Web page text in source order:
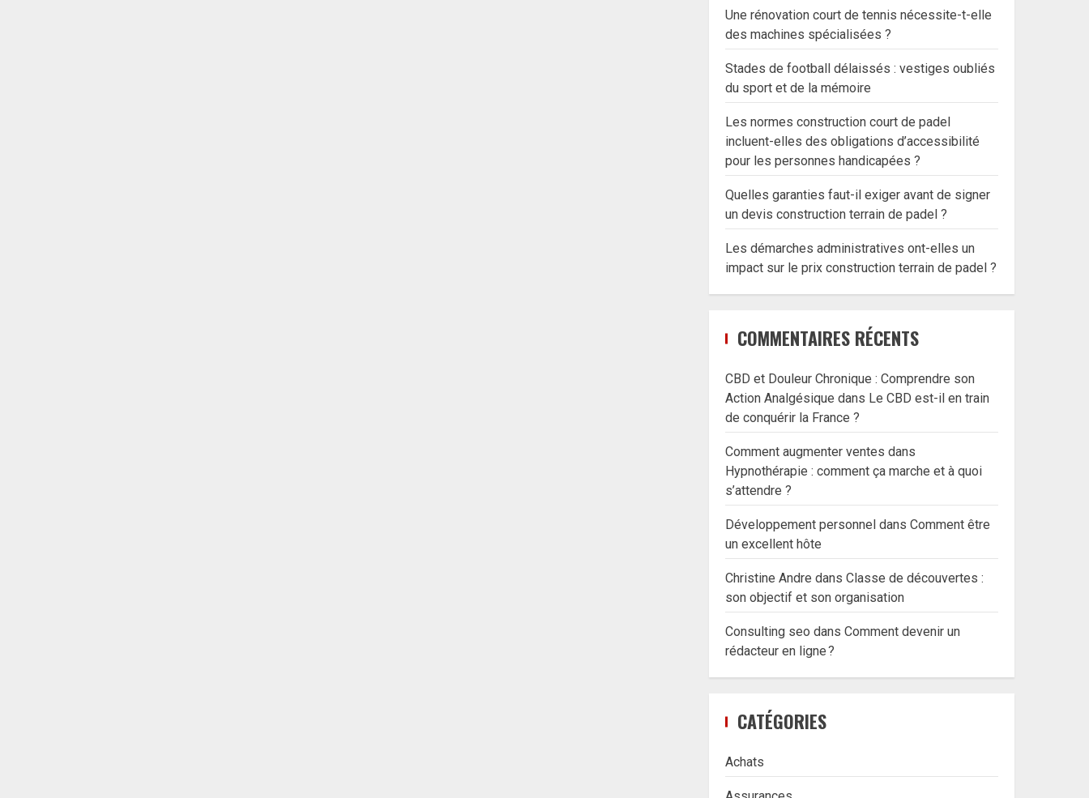
Une rénovation court de tennis nécessite-t-elle
des machines spécialisées ?
Stades de football délaissés : vestiges oubliés
du sport et de la mémoire
Les normes construction court de padel
incluent-elles des obligations d’accessibilité
pour les personnes handicapées ?
Quelles garanties faut-il exiger avant de signer
un devis construction terrain de padel ?
Les démarches administratives ont-elles un
impact sur le prix construction terrain de padel ?
COMMENTAIRES RÉCENTS
CBD et Douleur Chronique : Comprendre son
Action Analgésique dans Le CBD est-il en train
de conquérir la France ?
Comment augmenter ventes dans
Hypnothérapie : comment ça marche et à quoi
s’attendre ?
Développement personnel dansComment être
un excellent hôte
Christine Andre dansClasse de découvertes :
son objectif et son organisation
Consulting seo dansComment devenir un
rédacteur en ligne ?
CATÉGORIES
Achats